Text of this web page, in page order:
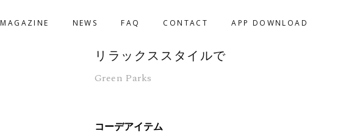
MAGAZINE NEWS FAQ CONTACT APP DOWNLOAD
リラックススタイルで
Green Parks
コーデアイテム